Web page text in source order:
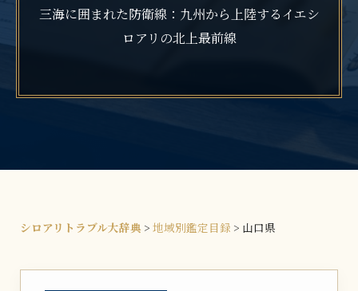
三海に囲まれた防衛線：九州から上陸するイエシ
ロアリの北上最前線
シロアリトラブル大辞典 > 地域別鑑定目録 > 山口県